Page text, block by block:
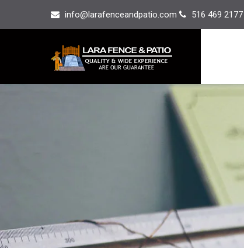
info@larafenceandpatio.com 516 469 2177